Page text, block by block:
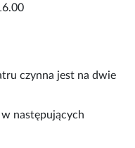
czynna jest na dwie
następujących